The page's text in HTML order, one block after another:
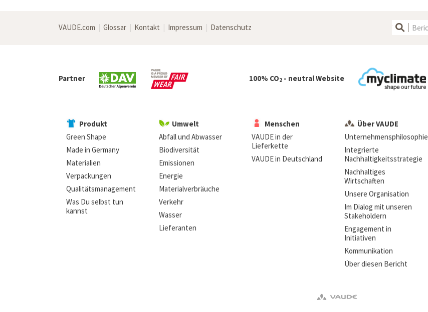
VAUDE.com | Glossar | Kontakt | Impressum | Datenschutz
Partner 100% CO2 - neutral Website
Produkt
Green Shape
Made in Germany
Materialien
Verpackungen
Qualitätsmanagement
Was Du selbst tun
kannst
Umwelt
Abfall und Abwasser
Biodiversität
Emissionen
Energie
Materialverbräuche
Verkehr
Wasser
Lieferanten
Menschen
VAUDE in der
Lieferkette
VAUDE in Deutschland
Über VAUDE
Unternehmensphilosophie
Integrierte
Nachhaltigkeitsstrategie
Nachhaltiges
Wirtschaften
Unsere Organisation
Im Dialog mit unseren
Stakeholdern
Engagement in
Initiativen
Kommunikation
Über diesen Bericht